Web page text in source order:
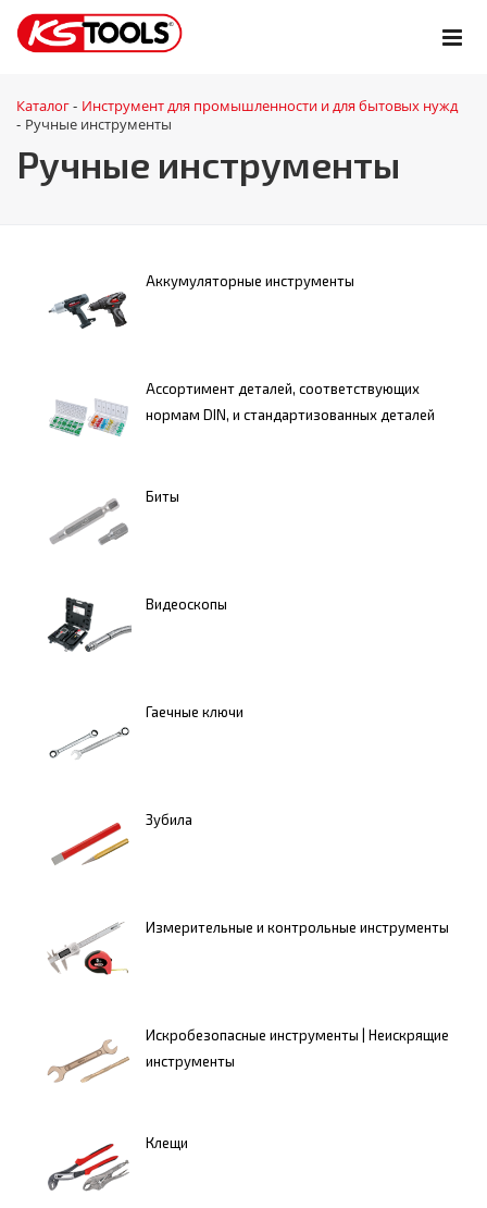
Каталог - Инструмент для промышленности и для бытовых нужд
- Ручные инструменты
Ручные инструменты
Аккумуляторные инструменты
Ассортимент деталей, соответствующих
нормам DIN, и стандартизованных деталей
Биты
Видеоскопы
Гаечные ключи
Зубила
Измерительные и контрольные инструменты
Искробезопасные инструменты | Неискрящие
инструменты
Клещи